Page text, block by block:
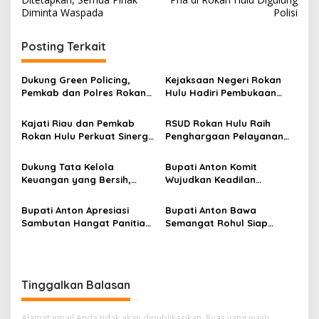
Diminta Waspada
Polisi
Posting Terkait
Dukung Green Policing,
Pemkab dan Polres Rokan
Lingkungan Hidup
Kejaksaan Negeri Rokan
Hulu Hadiri Pembukaan
Tingkat Kabupaten Rokan
Hulu 2026
Kajati Riau dan Pemkab
Rokan Hulu Perkuat Sinergi,
Pembangunan Sesuai
Koridor Hukum
RSUD Rokan Hulu Raih
Penghargaan Pelayanan
Dukung Tata Kelola
Keuangan yang Bersih,
Laksanakan Pelaporan SPT
Instansi
Bupati Anton Komit
Wujudkan Keadilan
Kesejahteraan di Rokan
Hulu
Bupati Anton Apresiasi
Sambutan Hangat Panitia
Bupati Anton Bawa
Semangat Rohul Siap
Tinggalkan Balasan